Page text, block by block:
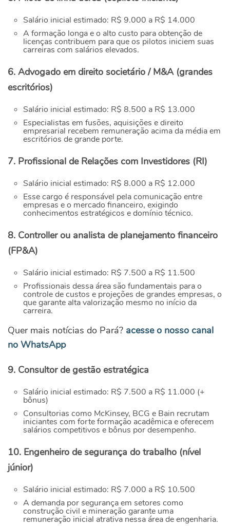
Salário inicial estimado: R$ 9.000 a R$ 14.000
A formação longa e o alto custo para obtenção de
licenças contribuem para que os pilotos iniciem suas
carreiras com salários elevados.
6. Advogado em direito societário / M&A (grandes
escritórios)
Salário inicial estimado: R$ 8.500 a R$ 13.000
Especialistas em fusões, aquisições e direito
empresarial recebem remuneração acima da média em
escritórios de grande porte.
7. Profissional de Relações com Investidores (RI)
Salário inicial estimado: R$ 8.000 a R$ 12.000
Esse cargo é responsável pela comunicação entre
empresas e o mercado financeiro, exigindo
conhecimentos estratégicos e domínio técnico.
8. Controller ou analista de planejamento financeiro
(FP&A)
Salário inicial estimado: R$ 7.500 a R$ 11.500
Profissionais dessa área são fundamentais para o
controle de custos e projeções de grandes empresas, o
que garante alta valorização mesmo no início da
carreira.
Quer mais notícias do Pará? acesse o nosso canal
no WhatsApp
9. Consultor de gestão estratégica
Salário inicial estimado: R$ 7.500 a R$ 11.000 (+
bônus)
Consultorias como McKinsey, BCG e Bain recrutam
iniciantes com forte formação acadêmica e oferecem
salários competitivos e bônus por desempenho.
10. Engenheiro de segurança do trabalho (nível
júnior)
Salário inicial estimado: R$ 7.000 a R$ 10.500
A demanda por segurança em setores como
construção civil e mineração garante uma
remuneração inicial atrativa nessa área de engenharia.